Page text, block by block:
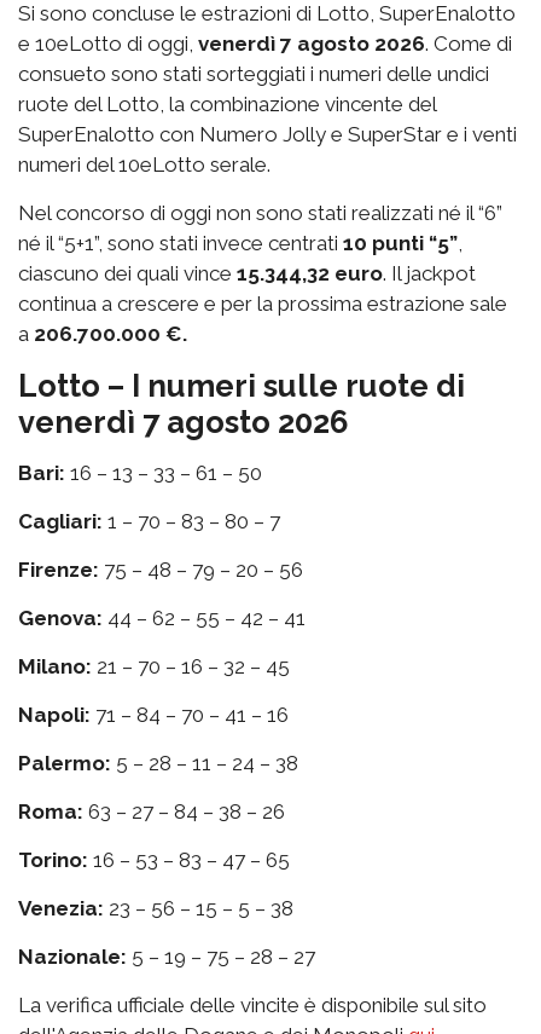
Si sono concluse le estrazioni di Lotto, SuperEnalotto
e 10eLotto di oggi, venerdì 7 agosto 2026. Come di
consueto sono stati sorteggiati i numeri delle undici
ruote del Lotto, la combinazione vincente del
SuperEnalotto con Numero Jolly e SuperStar e i venti
numeri del 10eLotto serale.
Nel concorso di oggi non sono stati realizzati né il “6”
né il “5+1”, sono stati invece centrati 10 punti “5”,
ciascuno dei quali vince 15.344,32 euro. Il jackpot
continua a crescere e per la prossima estrazione sale
a 206.700.000 €.
Lotto – I numeri sulle ruote di
venerdì 7 agosto 2026
Bari: 16 – 13 – 33 – 61 – 50
Cagliari: 1 – 70 – 83 – 80 – 7
Firenze: 75 – 48 – 79 – 20 – 56
Genova: 44 – 62 – 55 – 42 – 41
Milano: 21 – 70 – 16 – 32 – 45
Napoli: 71 – 84 – 70 – 41 – 16
Palermo: 5 – 28 – 11 – 24 – 38
Roma: 63 – 27 – 84 – 38 – 26
Torino: 16 – 53 – 83 – 47 – 65
Venezia: 23 – 56 – 15 – 5 – 38
Nazionale: 5 – 19 – 75 – 28 – 27
La verifica ufficiale delle vincite è disponibile sul sito